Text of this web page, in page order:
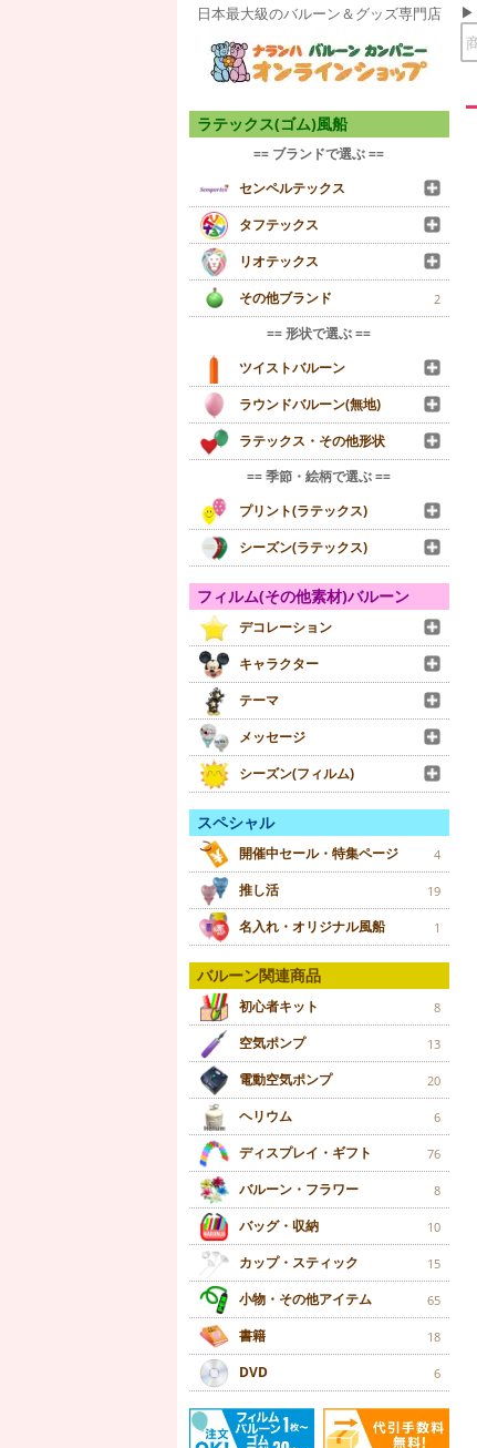
日本最大級のバルーン＆グッズ専門店
ラテックス(ゴム)風船
== ブランドで選ぶ ==
センペルテックス
タフテックス
リオテックス
その他ブランド
2
== 形状で選ぶ ==
ツイストバルーン
ラウンドバルーン(無地)
ラテックス・その他形状
== 季節・絵柄で選ぶ ==
プリント(ラテックス)
シーズン(ラテックス)
フィルム(その他素材)バルーン
デコレーション
キャラクター
テーマ
メッセージ
シーズン(フィルム)
スペシャル
開催中セール・特集ページ 4
推し活 19
名入れ・オリジナル風船 1
バルーン関連商品
初心者キット 8
空気ポンプ 13
電動空気ポンプ 20
ヘリウム 6
ディスプレイ・ギフト 76
バルーン・フラワー 8
バッグ・収納 10
カップ・スティック 15
小物・その他アイテム 65
書籍 18
DVD 6